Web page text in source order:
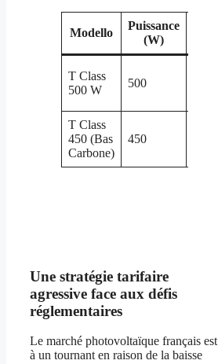
Modello
Puissance
(W)
T Class
500 W
500
T Class
450 (Bas
Carbone)
450
Une stratégie tarifaire
agressive face aux défis
réglementaires
Le marché photovoltaïque français est
à un tournant en raison de la baisse